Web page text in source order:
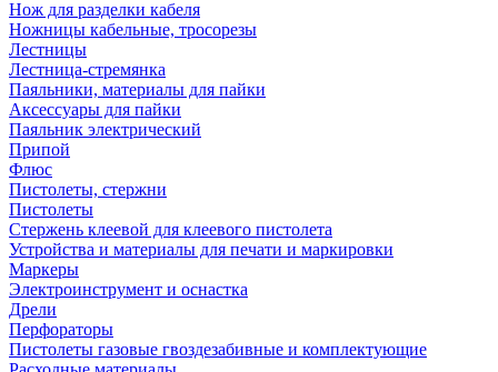
Нож для разделки кабеля
Ножницы кабельные, тросорезы
Лестницы
Лестница-стремянка
Паяльники, материалы для пайки
Аксессуары для пайки
Паяльник электрический
Припой
Флюс
Пистолеты, стержни
Пистолеты
Стержень клеевой для клеевого пистолета
Устройства и материалы для печати и маркировки
Маркеры
Электроинструмент и оснастка
Дрели
Перфораторы
Пистолеты газовые гвоздезабивные и комплектующие